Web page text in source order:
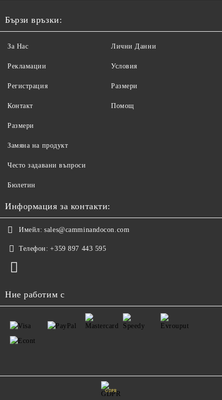
Бързи връзки:
За Нас
Рекламации
Регистрация
Контакт
Лични Данни
Условия
Размери
Помощ
Размери
Замяна на продукт
Често задавани въпроси
Бюлетин
Информация за контакти:
Имейл: sales@camminandocon.com
Телефон: +359 897 443 595
Ние работим с
GDPR